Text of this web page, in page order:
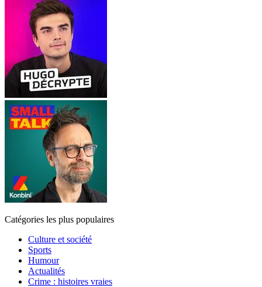
Catégories les plus populaires
Culture et société
Sports
Humour
Actualités
Crime : histoires vraies